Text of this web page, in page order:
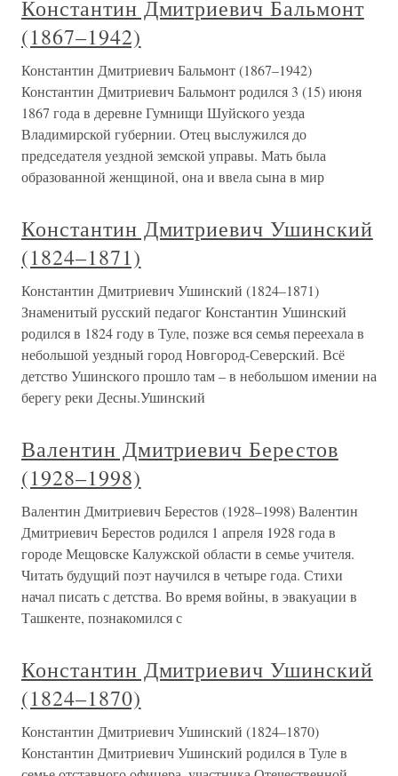
Константин Дмитриевич Бальмонт
(1867–1942)
Константин Дмитриевич Бальмонт (1867–1942)
Константин Дмитриевич Бальмонт родился 3 (15) июня
1867 года в деревне Гумнищи Шуйского уезда
Владимирской губернии. Отец выслужился до
председателя уездной земской управы. Мать была
образованной женщиной, она и ввела сына в мир
Константин Дмитриевич Ушинский
(1824–1871)
Константин Дмитриевич Ушинский (1824–1871)
Знаменитый русский педагог Константин Ушинский
родился в 1824 году в Туле, позже вся семья переехала в
небольшой уездный город Новгород-Северский. Всё
детство Ушинского прошло там – в небольшом имении на
берегу реки Десны.Ушинский
Валентин Дмитриевич Берестов
(1928–1998)
Валентин Дмитриевич Берестов (1928–1998) Валентин
Дмитриевич Берестов родился 1 апреля 1928 года в
городе Мещовске Калужской области в семье учителя.
Читать будущий поэт научился в четыре года. Стихи
начал писать с детства. Во время войны, в эвакуации в
Ташкенте, познакомился с
Константин Дмитриевич Ушинский
(1824–1870)
Константин Дмитриевич Ушинский (1824–1870)
Константин Дмитриевич Ушинский родился в Туле в